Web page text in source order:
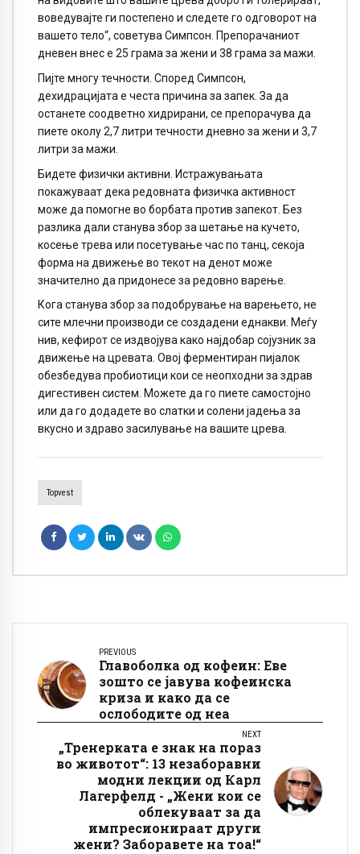
воведувајте ги постепено и следете го одговорот на
вашето тело“, советува Симпсон. Препорачаниот
дневен внес е 25 грама за жени и 38 грама за мажи.
Пијте многу течности. Според Симпсон,
дехидрацијата е честа причина за запек. За да
останете соодветно хидрирани, се препорачува да
пиете околу 2,7 литри течности дневно за жени и 3,7
литри за мажи.
Бидете физички активни. Истражувањата
покажуваат дека редовната физичка активност
може да помогне во борбата против запекот. Без
разлика дали станува збор за шетање на кучето,
косење трева или посетување час по танц, секоја
форма на движење во текот на денот може
значително да придонесе за редовно варење.
Кога станува збор за подобрување на варењето, не
сите млечни производи се создадени еднакви. Меѓу
нив, кефирот се издвојува како најдобар сојузник за
движење на цревата. Овој ферментиран пијалок
обезбедува пробиотици кои се неопходни за здрав
дигестивен систем. Можете да го пиете самостојно
или да го додадете во слатки и солени јадења за
вкусно и здраво засилување на вашите црева.
Topvest
PREVIOUS
Главоболка од кофеин: Еве
зошто се јавува кофеинска
криза и како да се
ослободите од неа
NEXT
„Тренерката е знак на пораз
во животот“: 13 незаборавни
модни лекции од Карл
Лагерфелд - „Жени кои се
облекуваат за да
импресионираат други
жени? Заборавете на тоа!“